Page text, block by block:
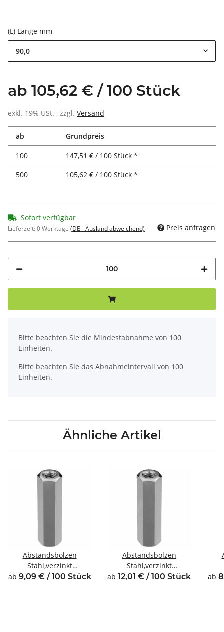
(L) Länge mm
90,0
ab 105,62 € / 100 Stück
exkl. 19% USt. , zzgl. Versand
ab Grundpreis
100
147,51 € / 100 Stück *
500
105,62 € / 100 Stück *
Sofort verfügbar
Lieferzeit:0 Werktage (DE - Ausland abweichend) Preis anfragen
Bitte beachten Sie die Mindestabnahme von 100
Einheiten.
Bitte beachten Sie das Abnahmeintervall von 100
Einheiten.
Ähnliche Artikel
Abstandsbolzen
Stahl,verzinkt
Innen/Innengewinde M4
ab 9,09 € / 100 Stück
Abstandsbolzen
Stahl,verzinkt
Innen/Innengewinde M4
ab 12,01 € / 100 Stück ab